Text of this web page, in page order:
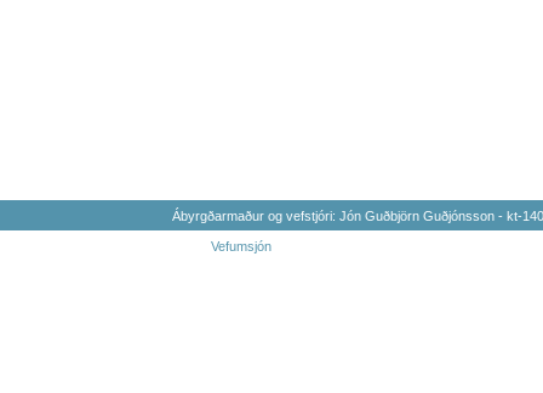
Ábyrgðarmaður og vefstjóri: Jón Guðbjörn Guðjónsson - kt-
Vefumsjón